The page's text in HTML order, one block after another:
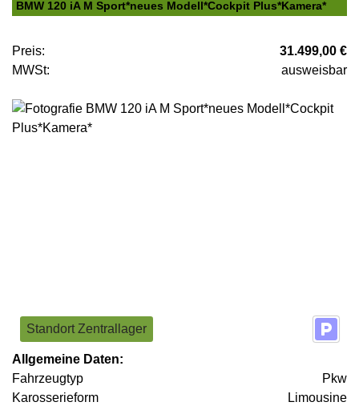
BMW 120 iA M Sport*neues Modell*Cockpit Plus*Kamera*
Preis:
31.499,00 €
MWSt:
ausweisbar
Standort Zentrallager
Allgemeine Daten:
Fahrzeugtyp
Pkw
Karosserieform
Limousine